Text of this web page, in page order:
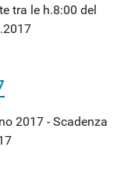
tra le h.8:00 del
2017 - Scadenza